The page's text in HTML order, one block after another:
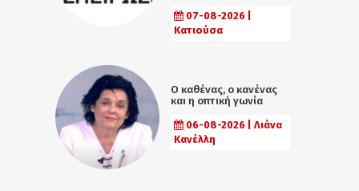
07-08-2026 |
Κατιούσα
Ο καθένας, ο κανένας
και η οπτική γωνία
06-08-2026 | Λιάνα
Κανέλλη